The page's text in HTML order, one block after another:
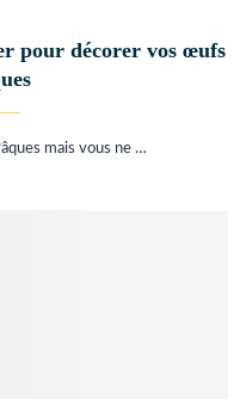
pour décorer vos œufs
mais vous ne …